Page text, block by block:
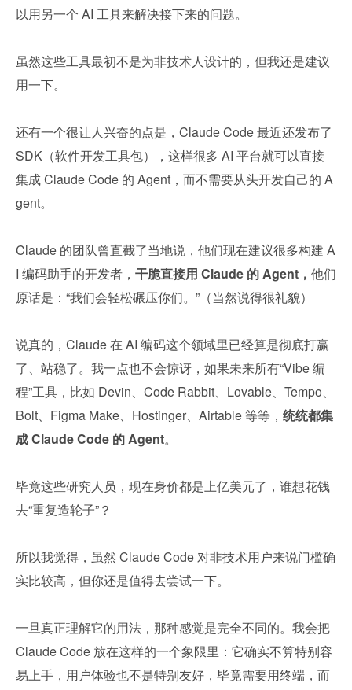
以用另一个 AI 工具来解决接下来的问题。
虽然这些工具最初不是为非技术人设计的，但我还是建议
用一下。
还有一个很让人兴奋的点是，Claude Code 最近还发布了
SDK（软件开发工具包），这样很多 AI 平台就可以直接
集成 Claude Code 的 Agent，而不需要从头开发自己的 A
gent。
Claude 的团队曾直截了当地说，他们现在建议很多构建 A
I 编码助手的开发者， 干脆直接用 Claude 的 Agent， 他们
原话是：“我们会轻松碾压你们。”（当然说得很礼貌）
说真的，Claude 在 AI 编码这个领域里已经算是彻底打赢
了、站稳了。我一点也不会惊讶，如果未来所有“Vibe 编
程”工具，比如 Devin、Code Rabbit、Lovable、Tempo、
Bolt、Figma Make、Hostinger、Airtable 等等， 统统都集
成 Claude Code 的 Agent。
毕竟这些研究人员，现在身价都是上亿美元了，谁想花钱
去“重复造轮子”？
所以我觉得，虽然 Claude Code 对非技术用户来说门槛确
实比较高，但你还是值得去尝试一下。
一旦真正理解它的用法，那种感觉是完全不同的。我会把
Claude Code 放在这样的一个象限里：它确实不算特别容
易上手，用户体验也不是特别友好，毕竟需要用终端，而